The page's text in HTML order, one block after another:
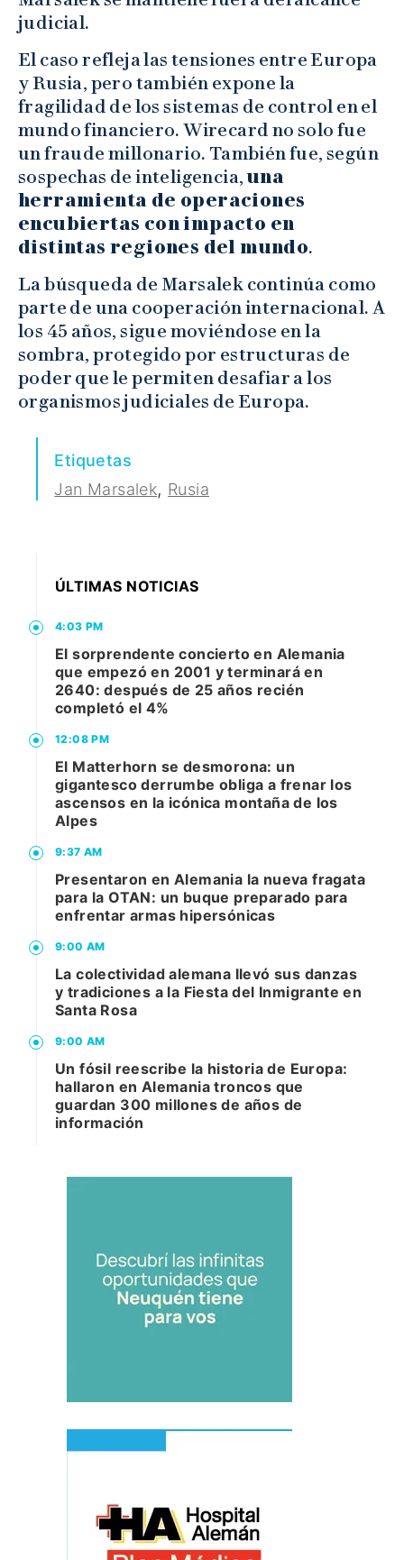
judicial.
El caso refleja las tensiones entre Europa
y Rusia, pero también expone la
fragilidad de los sistemas de control en el
mundo financiero. Wirecard no solo fue
un fraude millonario. También fue, según
sospechas de inteligencia,una
herramienta de operaciones
encubiertas con impacto en
distintas regiones del mundo.
La búsqueda de Marsalek continúa como
parte de una cooperación internacional. A
los 45 años, sigue moviéndose en la
sombra, protegido por estructuras de
poder que le permiten desafiar a los
organismos judiciales de Europa.
Etiquetas
Jan Marsalek, Rusia
ÚLTIMAS NOTICIAS
4:03 PM
El sorprendente concierto en Alemania
que empezó en 2001 y terminará en
2640: después de 25 años recién
completó el 4%
12:08 PM
El Matterhorn se desmorona: un
gigantesco derrumbe obliga a frenar los
ascensos en la icónica montaña de los
Alpes
9:37 AM
Presentaron en Alemania la nueva fragata
para la OTAN: un buque preparado para
enfrentar armas hipersónicas
9:00 AM
La colectividad alemana llevó sus danzas
y tradiciones a la Fiesta del Inmigrante en
Santa Rosa
9:00 AM
Un fósil reescribe la historia de Europa:
hallaron en Alemania troncos que
guardan 300 millones de años de
información